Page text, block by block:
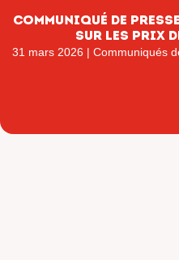
Communiqué de
sur les prix
31 mars 2026 | Communiqués